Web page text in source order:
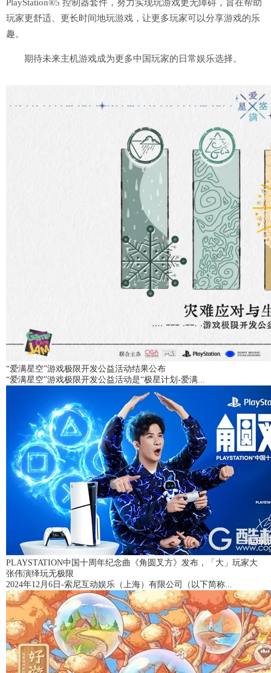
PlayStation®5 控制器套件，努力实现玩游戏更无障碍，旨在帮助
玩家更舒适、更长时间地玩游戏，让更多玩家可以分享游戏的乐
趣。
期待未来主机游戏成为更多中国玩家的日常娱乐选择。
“爱满星空”游戏极限开发公益活动结果公布
“爱满星空”游戏极限开发公益活动是“极星计划-爱满...
PLAYSTATION中国十周年纪念曲《角圆叉方》发布，「大」玩家大
张伟演绎玩无极限
2024年12月6日-索尼互动娱乐（上海）有限公司（以下简称...